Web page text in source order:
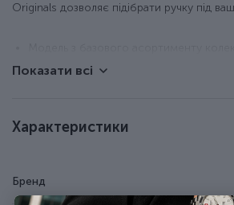
Originals дозволяє підібрати ручку під
Нижня частина корпусу з глянцевого
Класична активація стрижня
приблизно 3,5 км).
Стрижень у ручці змінний, тому ручку
Показати всі
Характеристики
Бренд